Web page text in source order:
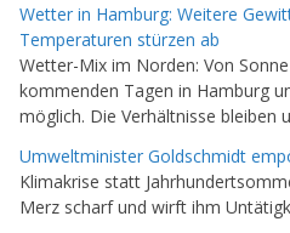
Wetter in Hamburg: Weitere
Temperaturen stürzen ab
Wetter-Mix im Norden: Von
kommenden Tagen in Hamburg
möglich. Die Verhältnisse bleiben
Umweltminister Goldschmidt
Klimakrise statt
Merz scharf und wirft ihm